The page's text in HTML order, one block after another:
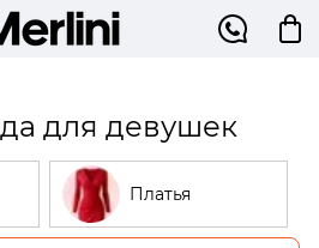
для девушек
Платья